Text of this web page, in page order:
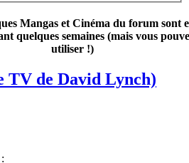
Mangas et Cinéma du forum sont
quelques semaines (mais vous
utiliser !)
TV de David Lynch)